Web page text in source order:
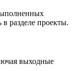
разделе проекты.
выходные